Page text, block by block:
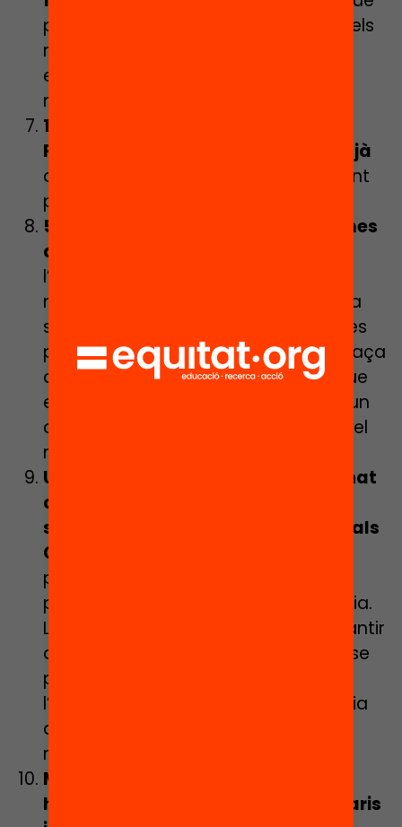
permeti una distribució equitativa dels
recursos humans i assignacions
econòmiques en funció de les seves
necessitats socials i educatives.
15.000 noves places públiques de
Formació Professional de Grau Mitjà
arreu del territori amb un enfocament
prioritari a sectors emergents.
5.000 noves places en els Programes
de Formació i Inserció
l’oferta de PFI per arribar almenys al
nivell de la mitjana espanyola. Alhora
s’han d’obrir passarel·les específiques
per a aquell alumnat que sol·licita plaça
a l’FP i no assoleix el seu accés i/o que
es matricula però decideix realitzar un
canvi d’itinerari, independentment del
motiu.
Una reserva de places per a alumnat
amb necessitats específiques de
suport educatiu (NESE) en l’accés als
CFGM
procediments de detecció i reserva
previstos a l’escolarització obligatòria.
L’objectiu d’aquesta mesura és garantir
que l’alumnat NESE no es queda sense
plaça en la seva primera opció en
l’accés als CFGM, amb independència
de quina sigui la seva via d’accés i
rendiment acadèmic a l’ESO.
Mecanismes de permeabilitat i
hibridació entre els diversos itineraris